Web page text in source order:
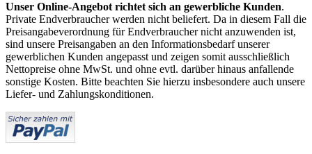
Unser Online-Angebot richtet sich an gewerbliche Kunden.
Private Endverbraucher werden nicht beliefert. Da in diesem Fall die
Preisangabeverordnung für Endverbraucher nicht anzuwenden ist,
sind unsere Preisangaben an den Informationsbedarf unserer
gewerblichen Kunden angepasst und zeigen somit ausschließlich
Nettopreise ohne MwSt. und ohne evtl. darüber hinaus anfallende
sonstige Kosten. Bitte beachten Sie hierzu insbesondere auch unsere
Liefer- und Zahlungskonditionen.